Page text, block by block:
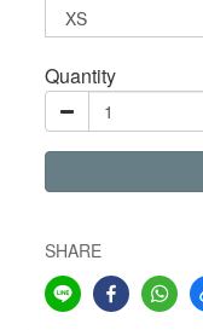
Quantity
SHARE